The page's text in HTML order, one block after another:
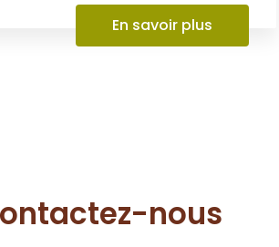
En savoir plus
nous